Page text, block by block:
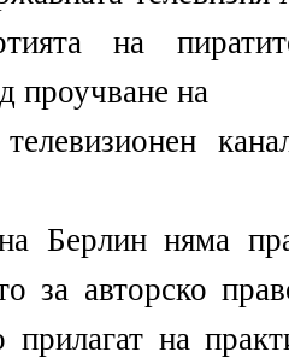
на
проучване на
телевизионен
няма
за авторско
прилагат на